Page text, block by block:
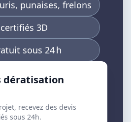
punaises, frelons
3D
sous 24 h
dératisation
recevez des devis
sous 24h.